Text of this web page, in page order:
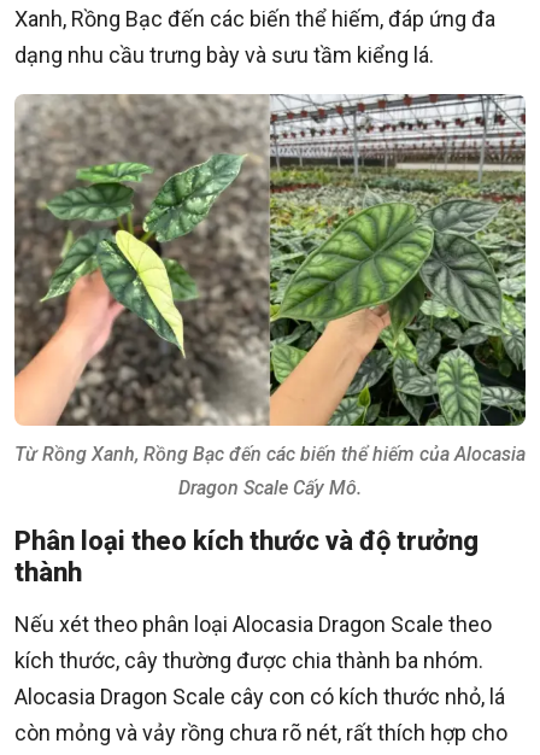
Xanh, Rồng Bạc đến các biến thể hiếm, đáp ứng đa
dạng nhu cầu trưng bày và sưu tầm kiểng lá.
Từ Rồng Xanh, Rồng Bạc đến các biến thể hiếm của Alocasia
Dragon Scale Cấy Mô.
Phân loại theo kích thước và độ trưởng
thành
Nếu xét theo phân loại Alocasia Dragon Scale theo
kích thước, cây thường được chia thành ba nhóm.
Alocasia Dragon Scale cây con có kích thước nhỏ, lá
còn mỏng và vảy rồng chưa rõ nét, rất thích hợp cho